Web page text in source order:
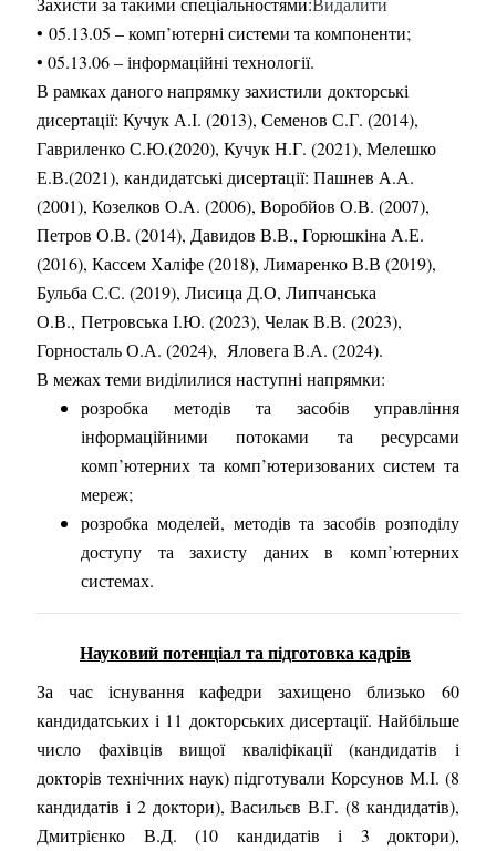
• 05.13.05 – комп’ютерні системи та компоненти;
• 05.13.06 – інформаційні технології.
В рамках даного напрямку захистили докторські
дисертації: Кучук А.І. (2013), Семенов С.Г. (2014),
Гавриленко С.Ю.(2020), Кучук Н.Г. (2021), Мелешко
Е.В.(2021), кандидатські дисертації: Пашнев А.А.
(2001), Козелков О.А. (2006), Воробйов О.В. (2007),
Петров О.В. (2014), Давидов В.В., Горюшкіна А.Е.
(2016), Кассем Халіфе (2018), Лимаренко В.В (2019),
Бульба С.С. (2019), Лисица Д.О, Липчанська
О.В., Петровська І.Ю. (2023), Челак В.В. (2023),
Горносталь О.А. (2024), Яловега В.А. (2024).
В межах теми виділилися наступні напрямки:
розробка методів та засобів управління
інформаційними потоками та ресурсами
комп’ютерних та комп’ютеризованих систем та
мереж;
розробка моделей, методів та засобів розподілу
доступу та захисту даних в комп’ютерних
системах.
Науковий потенціал та підготовка кадрів
За час існування кафедри захищено близько 60
кандидатських і 11 докторських дисертації. Найбільше
число фахівців вищої кваліфікації (кандидатів і
докторів технічних наук) підготували Корсунов М.І. (8
кандидатів і 2 доктори), Васильєв В.Г. (8 кандидатів),
Дмитрієнко В.Д. (10 кандидатів і 3 доктори),